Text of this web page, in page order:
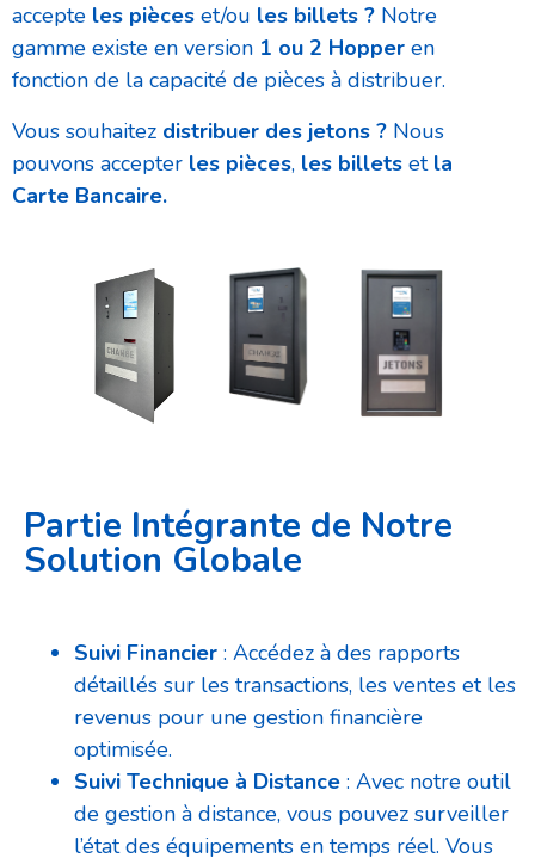
accepte les pièces et/ou les billets ? Notre
gamme existe en version 1 ou 2 Hopper en
fonction de la capacité de pièces à distribuer.
Vous souhaitez distribuer des jetons ? Nous
pouvons accepter les pièces, les billets et la
Carte Bancaire.
Partie Intégrante de Notre
Solution Globale
Suivi Financier : Accédez à des rapports
détaillés sur les transactions, les ventes et les
revenus pour une gestion financière
optimisée.
Suivi Technique à Distance : Avec notre outil
de gestion à distance, vous pouvez surveiller
l’état des équipements en temps réel. Vous